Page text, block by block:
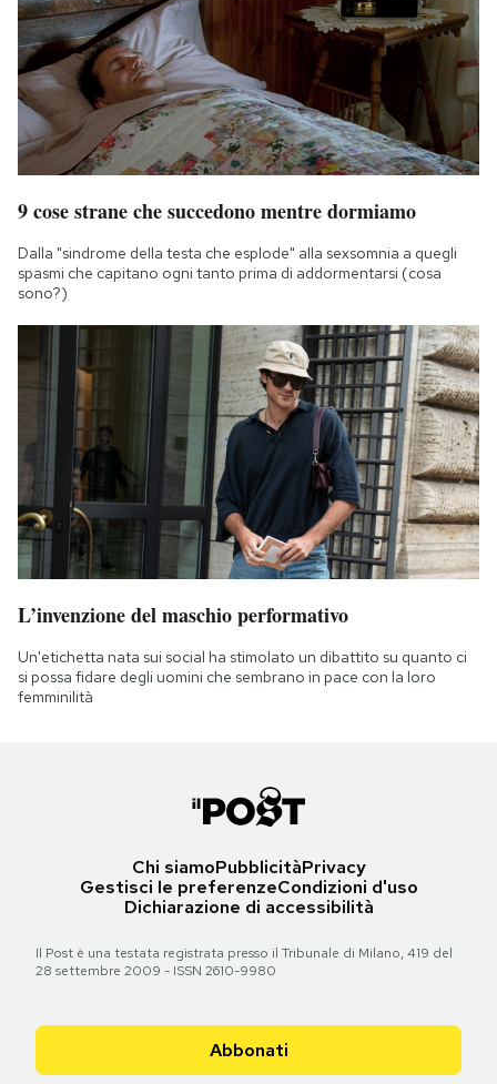
9 cose strane che succedono mentre dormiamo
Dalla "sindrome della testa che esplode" alla sexsomnia a quegli
spasmi che capitano ogni tanto prima di addormentarsi (cosa
sono?)
L’invenzione del maschio performativo
Un'etichetta nata sui social ha stimolato un dibattito su quanto ci
si possa fidare degli uomini che sembrano in pace con la loro
femminilità
Chi siamoPubblicitàPrivacy
Gestisci le preferenzeCondizioni d'uso
Dichiarazione di accessibilità
Il Post è una testata registrata presso il Tribunale di Milano, 419 del
28 settembre 2009 - ISSN 2610-9980
Abbonati